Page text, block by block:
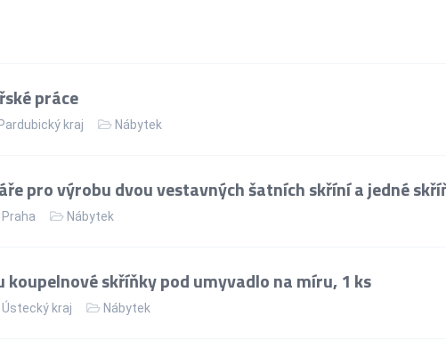
práce
kraj Nábytek
pro výrobu dvou vestavných šatních skříní a jedné
Praha Nábytek
skříňky pod umyvadlo na míru, 1 ks
Ústecký kraj Nábytek